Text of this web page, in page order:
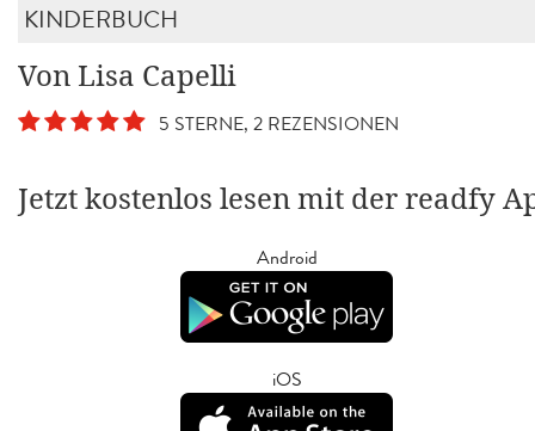
KINDERBUCH
Von Lisa Capelli
5 STERNE, 2 REZENSIONEN
Jetzt kostenlos lesen mit der readfy
Android
iOS